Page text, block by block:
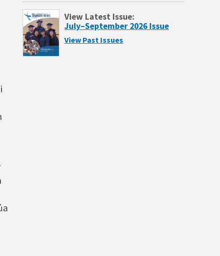
View Latest Issue:
July–September 2026 Issue
View Past Issues